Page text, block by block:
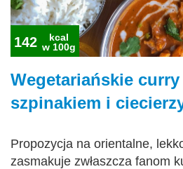
142
kcal
w 100g
Wegetariańskie
szpinakiem i
Propozycja na orientalne,
zasmakuje zwłaszcza fanom